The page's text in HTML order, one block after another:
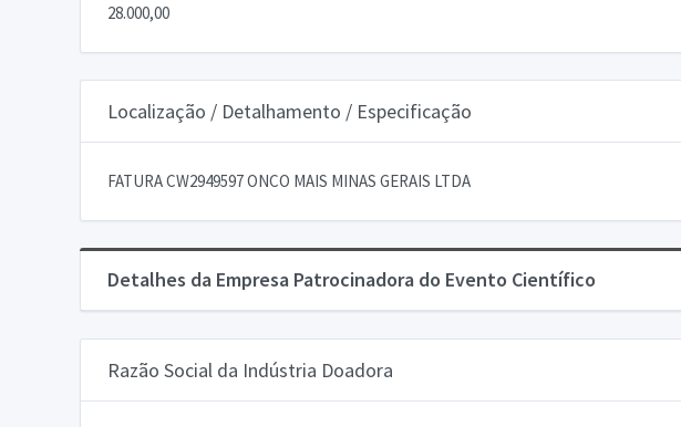
28.000,00
Localização / Detalhamento / Especificação
FATURA CW2949597 ONCO MAIS MINAS GERAIS LTDA
Detalhes da Empresa Patrocinadora do Evento Científico
Razão Social da Indústria Doadora